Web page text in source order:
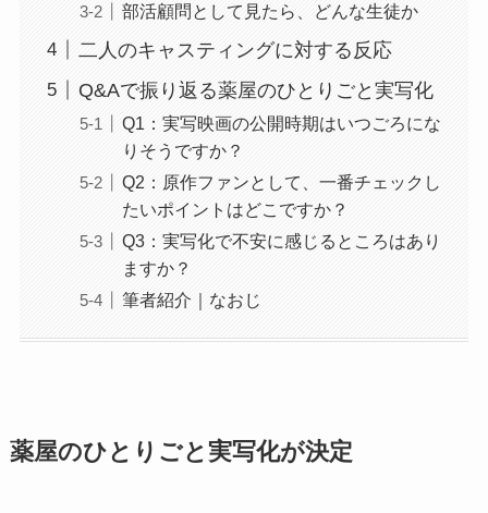
部活顧問として見たら、どんな生徒か
二人のキャスティングに対する反応
Q&Aで振り返る薬屋のひとりごと実写化
Q1：実写映画の公開時期はいつごろにな
りそうですか？
Q2：原作ファンとして、一番チェックし
たいポイントはどこですか？
Q3：実写化で不安に感じるところはあり
ますか？
筆者紹介｜なおじ
薬屋のひとりごと実写化が決定